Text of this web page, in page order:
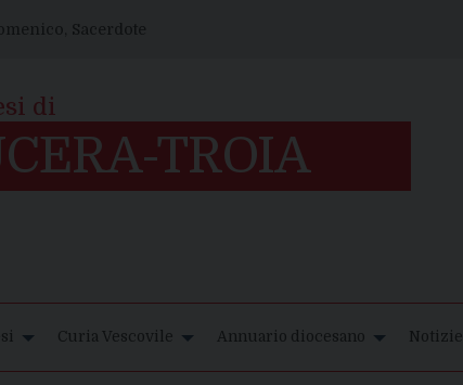
Sacerdote
Curia Vescovile Annuario diocesano Notizie